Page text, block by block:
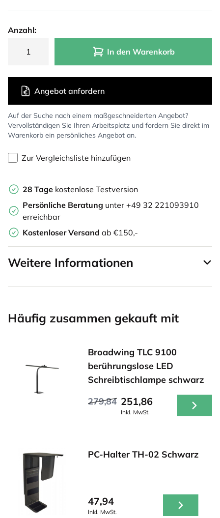
Anzahl:
In den Warenkorb
Auf der Suche nach einem maßgeschneiderten Angebot?
Vervollständigen Sie Ihren Arbeitsplatz und fordern Sie direkt im
Warenkorb ein persönliches Angebot an.
Angebot anfordern
Zur Vergleichsliste hinzufügen
28 Tage kostenlose Testversion
Persönliche Beratung unter +49 32 221093910
erreichbar
Kostenloser Versand ab €150,-
Weitere Informationen
Häufig zusammen gekauft mit
Broadwing TLC 9100
berührungslose LED
Schreibtischlampe schwarz
279,84 251,86
Inkl. MwSt.
PC-Halter TH-02 Schwarz
47,94
Inkl. MwSt.